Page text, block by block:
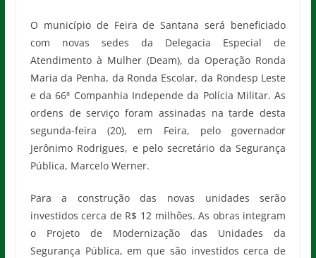
O município de Feira de Santana será beneficiado
com novas sedes da Delegacia Especial de
Atendimento à Mulher (Deam), da Operação Ronda
Maria da Penha, da Ronda Escolar, da Rondesp Leste
e da 66ª Companhia Independe da Polícia Militar. As
ordens de serviço foram assinadas na tarde desta
segunda-feira (20), em Feira, pelo governador
Jerônimo Rodrigues, e pelo secretário da Segurança
Pública, Marcelo Werner.
Para a construção das novas unidades serão
investidos cerca de R$ 12 milhões. As obras integram
o Projeto de Modernização das Unidades da
Segurança Pública, em que são investidos cerca de